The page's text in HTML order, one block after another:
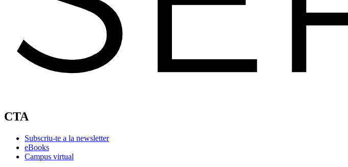
CTA
Subscriu-te a la newsletter
eBooks
Campus virtual